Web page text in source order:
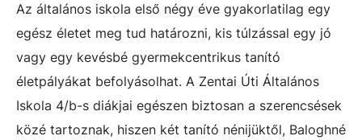
Az általános iskola első négy éve gyakorlatilag egy
egész életet meg tud határozni, kis túlzással egy jó
vagy egy kevésbé gyermekcentrikus tanító
életpályákat befolyásolhat. A Zentai Úti Általános
Iskola 4/b-s diákjai egészen biztosan a szerencsések
közé tartoznak, hiszen két tanító nénijüktől, Baloghné